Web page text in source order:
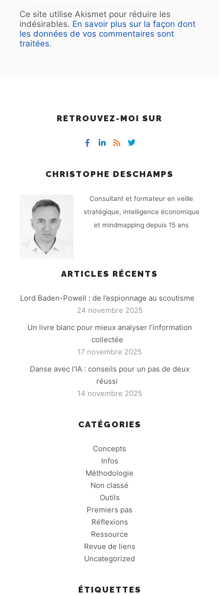
Ce site utilise Akismet pour réduire les
indésirables. En savoir plus sur la façon dont
les données de vos commentaires sont
traitées.
RETROUVEZ-MOI SUR
CHRISTOPHE DESCHAMPS
Consultant et formateur en veille
stratégique, intelligence économique
et mindmapping depuis 15 ans
ARTICLES RÉCENTS
Lord Baden-Powell : de l’espionnage au scoutisme
24 novembre 2025
Un livre blanc pour mieux analyser l’information
collectée
17 novembre 2025
Danse avec l’IA : conseils pour un pas de deux
réussi
14 novembre 2025
CATÉGORIES
Concepts
Infos
Méthodologie
Non classé
Outils
Premiers pas
Réflexions
Ressource
Revue de liens
Uncategorized
ÉTIQUETTES